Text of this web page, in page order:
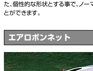
た、個性的な形状とする事で、ノ
とができます。
エアロボンネット